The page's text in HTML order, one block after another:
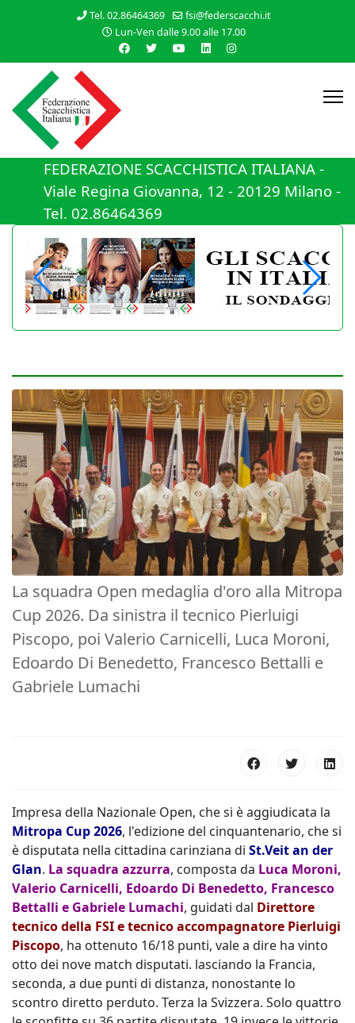
Tel. 02.86464369
fsi@federscacchi.it
Lun-Ven dalle 9.00 alle 17.00
FEDERAZIONE SCACCHISTICA ITALIANA -
Viale Regina Giovanna, 12 - 20129 Milano -
Tel. 02.86464369
La squadra Open medaglia d'oro alla Mitropa
Cup 2026. Da sinistra il tecnico Pierluigi
Piscopo, poi Valerio Carnicelli, Luca Moroni,
Edoardo Di Benedetto, Francesco Bettalli e
Gabriele Lumachi
Impresa della Nazionale Open, che si è aggiudicata la
Mitropa Cup 2026, l'edizione del cinquantenario, che si
è disputata nella cittadina carinziana di St.Veit an der
Glan. La squadra azzurra, composta da Luca Moroni,
Valerio Carnicelli, Edoardo Di Benedetto, Francesco
Bettalli e Gabriele Lumachi, guidati dal Direttore
tecnico della FSI e tecnico accompagnatore Pierluigi
Piscopo, ha ottenuto 16/18 punti, vale a dire ha vinto
otto dei nove match disputati. lasciando la Francia,
seconda, a due punti di distanza, nonostante lo
scontro diretto perduto. Terza la Svizzera. Solo quattro